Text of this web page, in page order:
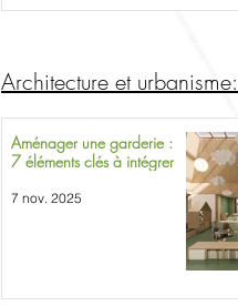
Architecture et
Aménager une garderie :
7 éléments clés à intégrer
7 nov. 2025